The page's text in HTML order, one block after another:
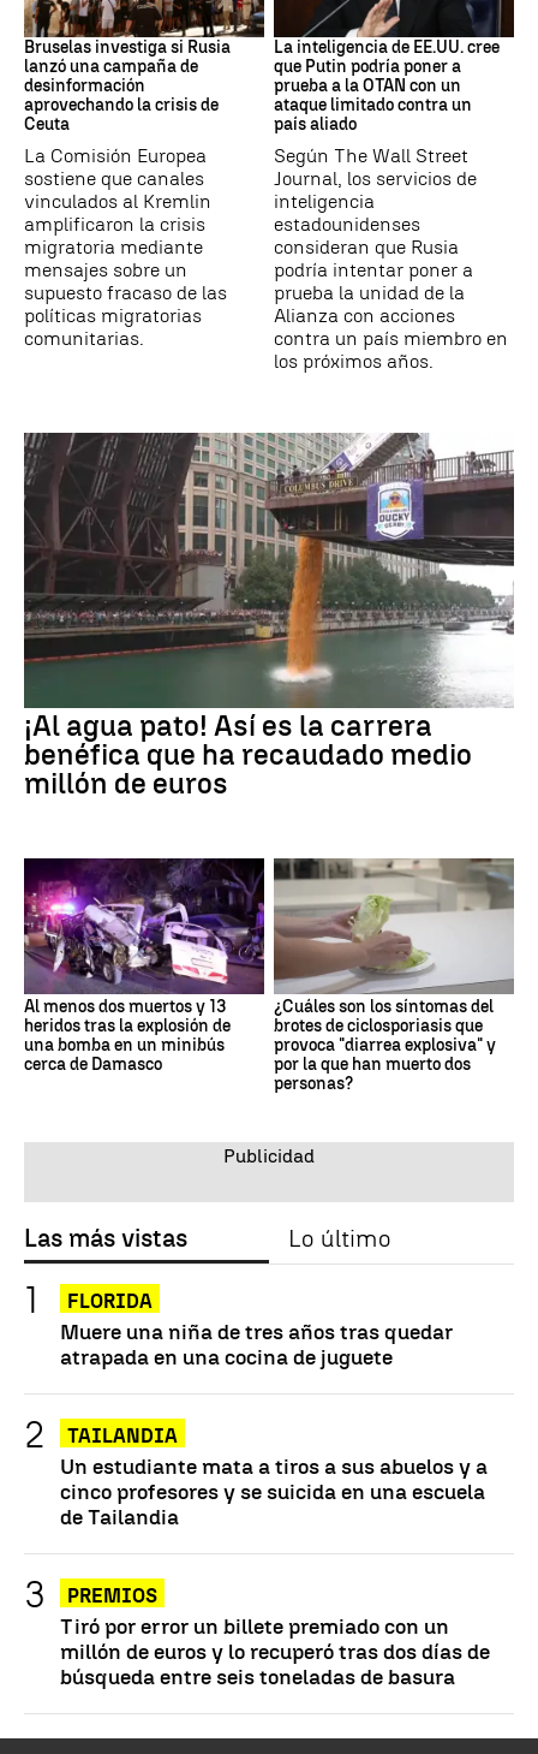
Desinformación rusa
Bruselas investiga si Rusia
lanzó una campaña de
desinformación
aprovechando la crisis de
Ceuta
La Comisión Europea
sostiene que canales
vinculados al Kremlin
amplificaron la crisis
migratoria mediante
mensajes sobre un
supuesto fracaso de las
políticas migratorias
comunitarias.
OTAN
La inteligencia de EE.UU. cree
que Putin podría poner a
prueba a la OTAN con un
ataque limitado contra un
país aliado
Según The Wall Street
Journal, los servicios de
inteligencia
estadounidenses
consideran que Rusia
podría intentar poner a
prueba la unidad de la
Alianza con acciones
contra un país miembro en
los próximos años.
¡Al agua pato! Así es la carrera
benéfica que ha recaudado medio
millón de euros
Al menos dos muertos y 13
heridos tras la explosión de
una bomba en un minibús
cerca de Damasco
¿Cuáles son los síntomas del
brotes de ciclosporiasis que
provoca "diarrea explosiva" y
por la que han muerto dos
personas?
Las más vistas Lo último
FLORIDA
Muere una niña de tres años tras quedar
atrapada en una cocina de juguete
TAILANDIA
Un estudiante mata a tiros a sus abuelos y a
cinco profesores y se suicida en una escuela
de Tailandia
PREMIOS
Tiró por error un billete premiado con un
millón de euros y lo recuperó tras dos días de
búsqueda entre seis toneladas de basura